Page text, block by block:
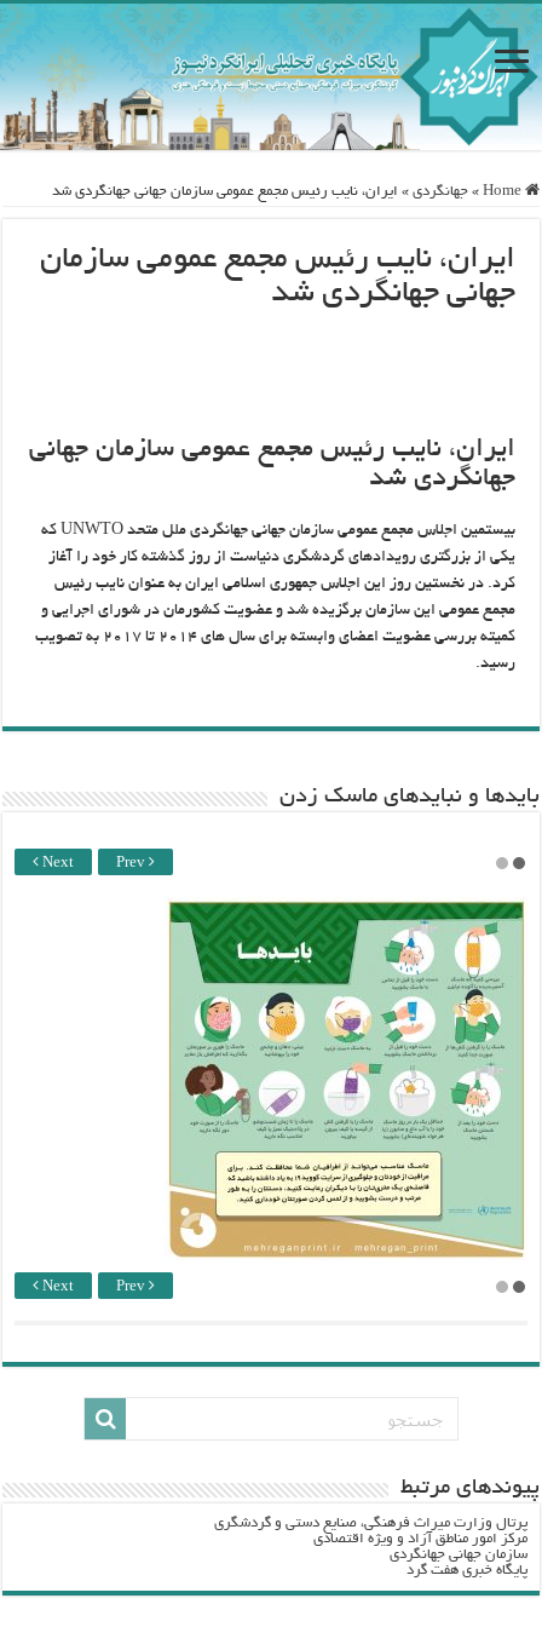
Home
» جهانگردی » ایران، نایب رئیس مجمع عمومی سازمان جهانی جهانگردی شد
ایران، نایب رئیس مجمع عمومی سازمان
جهانی جهانگردی شد
ایران، نایب رئیس مجمع عمومی سازمان جهانی
جهانگردی شد
بیستمین اجلاس مجمع عمومی سازمان جهانی جهانگردی ملل متحد UNWTO که
یکی از بزرگتری رویدادهای گردشگری دنیاست از روز گذشته کار خود را آغاز
کرد. در نخستین روز این اجلاس جمهوری اسلامی ایران به عنوان نایب رئیس
مجمع عمومی این سازمان برگزیده شد و عضویت کشورمان در شورای اجرایی و
کمیته بررسی عضویت اعضای وابسته برای سال های ۲۰۱۴ تا ۲۰۱۷ به تصویب
رسید.
باید‌ها و نبایدهای ماسک زدن
Next Prev
Next Prev
پيوندهاي مرتبط
پرتال وزارت ميراث فرهنگي، صنایع دستی و گردشگري
مرکز امور مناطق آزاد و ویژه اقتصادی
سازمان جهانی جهانگردی
پایگاه خبری هفت گرد